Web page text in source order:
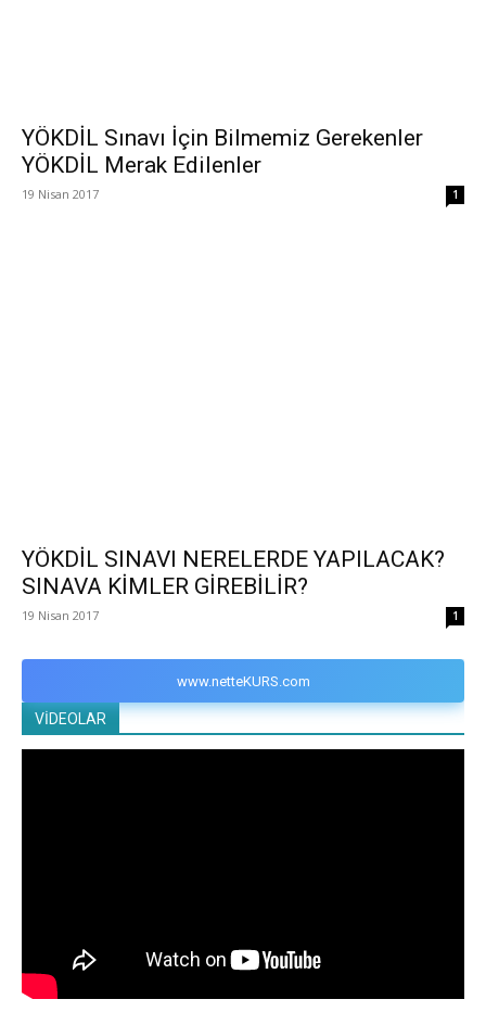
YÖKDİL Sınavı İçin Bilmemiz Gerekenler
YÖKDİL Merak Edilenler
19 Nisan 2017 1
YÖKDİL SINAVI NERELERDE YAPILACAK?
SINAVA KİMLER GİREBİLİR?
19 Nisan 2017 1
www.netteKURS.com
VİDEOLAR